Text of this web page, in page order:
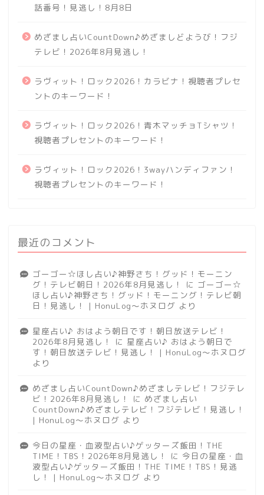
話番号！見逃し！8月8日
めざまし占いCountDown♪めざましどようび！フジ
テレビ！2026年8月見逃し！
ラヴィット！ロック2026！カラビナ！視聴者プレセ
ントのキーワード！
ラヴィット！ロック2026！青木マッチョTシャツ！
視聴者プレセントのキーワード！
ラヴィット！ロック2026！3wayハンディファン！
視聴者プレセントのキーワード！
最近のコメント
ゴーゴー☆ほし占い♪神野さち！グッド！モーニン
グ！テレビ朝日！2026年8月見逃し！
に ゴーゴー☆
ほし占い♪神野さち！グッド！モーニング！テレビ朝
日！見逃し！ | HonuLog～ホヌログ より
星座占い♪ おはよう朝日です！朝日放送テレビ！
2026年8月見逃し！
に 星座占い♪ おはよう朝日で
す！朝日放送テレビ！見逃し！ | HonuLog～ホヌログ
より
めざまし占いCountDown♪めざましテレビ！フジテレ
ビ！2026年8月見逃し！
に めざまし占い
CountDown♪めざましテレビ！フジテレビ！見逃し！
| HonuLog～ホヌログ より
今日の星座・血液型占い♪ゲッターズ飯田！THE
TIME！TBS！2026年8月見逃し！
に 今日の星座・血
液型占い♪ゲッターズ飯田！THE TIME！TBS！見逃
し！ | HonuLog～ホヌログ より